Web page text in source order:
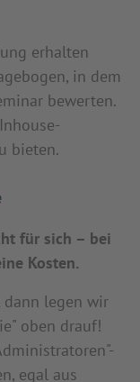
erhalten
in dem
bewerten.
bieten.
für sich – bei
Kosten.
dann legen wir
oben drauf!
egal aus